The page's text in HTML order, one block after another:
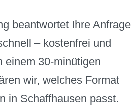
beantwortet Ihre Anfrage
– kostenfrei und
einem 30-minütigen
wir, welches Format
in Schaffhausen passt.